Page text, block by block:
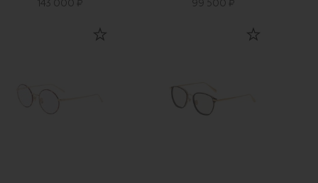
143 000 ₽
99 500 ₽